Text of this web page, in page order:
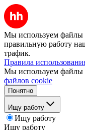
Мы используем файлы
правильную работу
трафик.
Правила
Мы используем файлы
файлов cookie
Понятно
Ищу работу
Ищу работу
Ищу работу